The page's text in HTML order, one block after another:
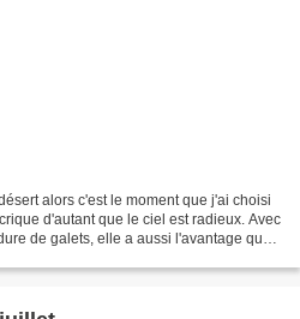
alors c'est le moment que j'ai choisi
d'autant que le ciel est radieux. Avec
de galets, elle a aussi l'avantage que